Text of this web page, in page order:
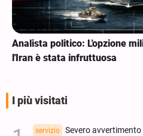
Analista politico: L'opzione
l'Iran è stata infruttuosa
I più visitati
servizio Severo avvertimento